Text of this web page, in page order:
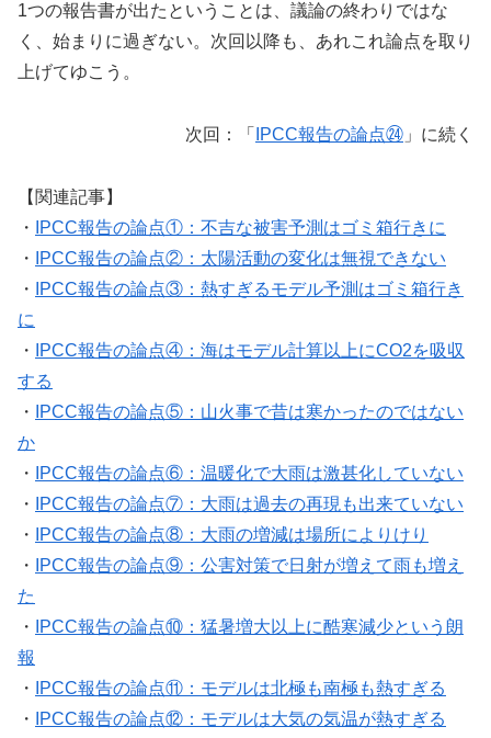
1つの報告書が出たということは、議論の終わりではな
く、始まりに過ぎない。次回以降も、あれこれ論点を取り
上げてゆこう。
次回：「 IPCC報告の論点㉔ 」に続く
【関連記事】
・
IPCC報告の論点①：不吉な被害予測はゴミ箱行きに
・
IPCC報告の論点②：太陽活動の変化は無視できない
・
IPCC報告の論点③：熱すぎるモデル予測はゴミ箱行き
に
・
IPCC報告の論点④：海はモデル計算以上にCO2を吸収
する
・
IPCC報告の論点⑤：山火事で昔は寒かったのではない
か
・
IPCC報告の論点⑥：温暖化で大雨は激甚化していない
・
IPCC報告の論点⑦：大雨は過去の再現も出来ていない
・
IPCC報告の論点⑧：大雨の増減は場所によりけり
・
IPCC報告の論点⑨：公害対策で日射が増えて雨も増え
た
・
IPCC報告の論点⑩：猛暑増大以上に酷寒減少という朗
報
・
IPCC報告の論点⑪：モデルは北極も南極も熱すぎる
・
IPCC報告の論点⑫：モデルは大気の気温が熱すぎる